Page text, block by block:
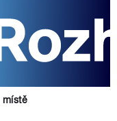
místě